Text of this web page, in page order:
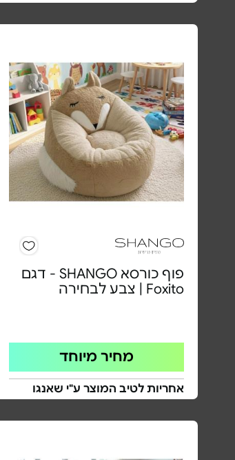
פוף כורסא SHANGO - דגם
Foxito | צבע לבחירה
מחיר מיוחד
אחריות לטיב המוצר ע"י שאנגו